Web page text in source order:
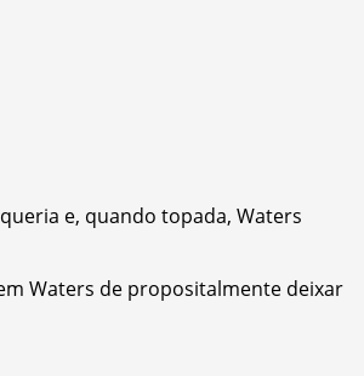
e, quando topada, Waters
Waters de propositalmente deixar